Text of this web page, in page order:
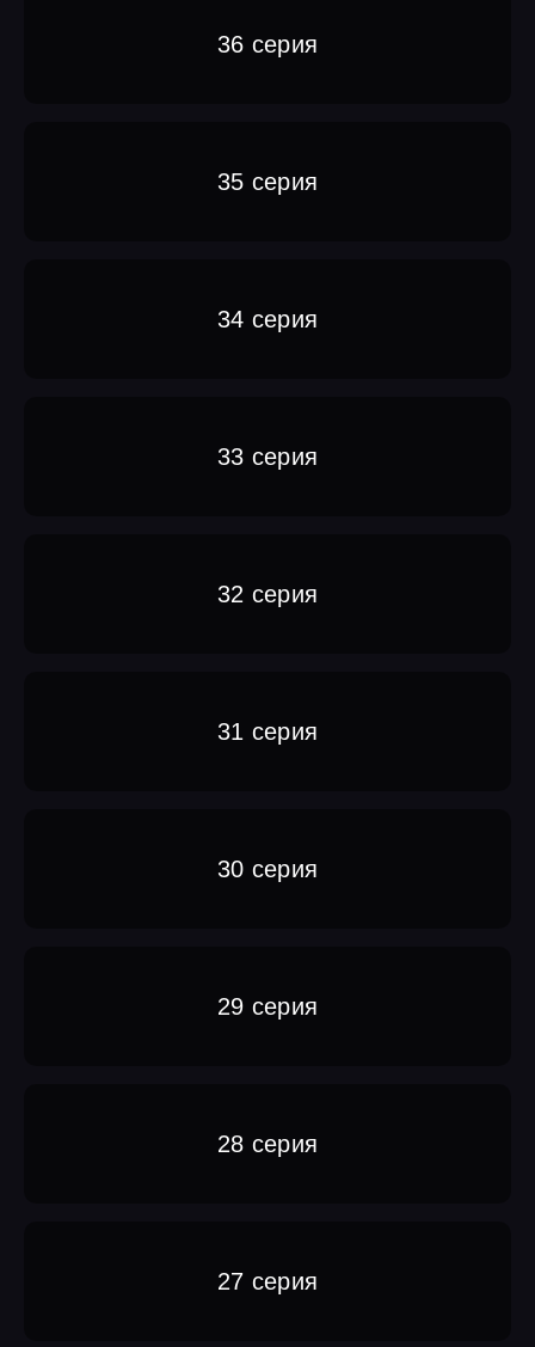
36 серия
35 серия
34 серия
33 серия
32 серия
31 серия
30 серия
29 серия
28 серия
27 серия